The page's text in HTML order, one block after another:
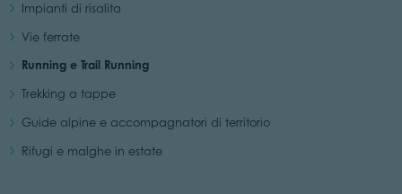
Impianti di risalita
Vie ferrate
Running e Trail Running
Trekking a tappe
Guide alpine e accompagnatori di territorio
Rifugi e malghe in estate